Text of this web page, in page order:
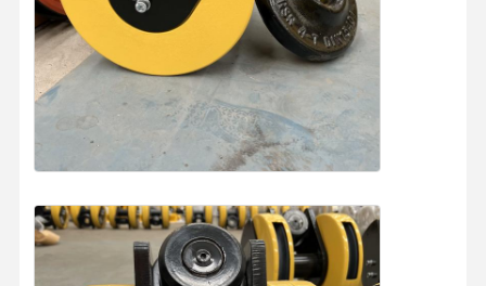
Casa Produtos Vídeos
Somos